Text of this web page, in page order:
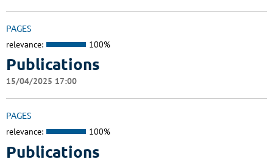
PAGES
relevance: 100%
Publications
15/04/2025 17:00
PAGES
relevance: 100%
Publications